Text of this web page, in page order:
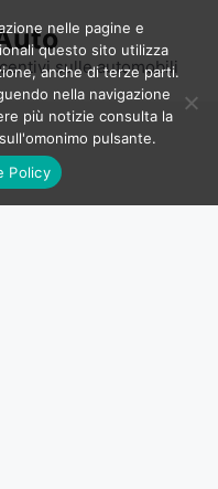
sulle automobili
nelle pagine e
questo sito utilizza
anche di terze parti.
nella navigazione
più notizie consulta la
pulsante.
Policy